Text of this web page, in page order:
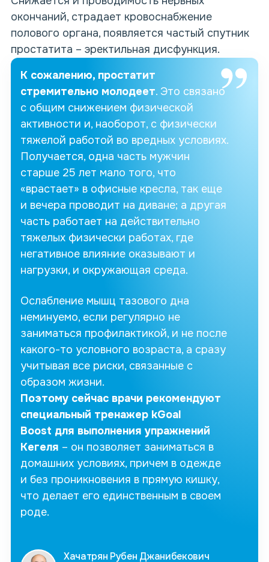
окончаний, страдает кровоснабжение
полового органа, появляется частый спутник
простатита – эректильная дисфункция.
К сожалению, простатит
стремительно молодеет. Это связано
с общим снижением физической
активности и, наоборот, с физически
тяжелой работой во вредных условиях.
Получается, одна часть мужчин
старше 25 лет мало того, что
«врастает» в офисные кресла, так еще
и вечера проводит на диване; а другая
часть работает на действительно
тяжелых физически работах, где
негативное влияние оказывают и
нагрузки, и окружающая среда.
Ослабление мышц тазового дна
неминуемо, если регулярно не
заниматься профилактикой, и не после
какого-то условного возраста, а сразу
учитывая все риски, связанные с
образом жизни.
Поэтому сейчас врачи рекомендуют
специальный тренажер kGoal
Boost для выполнения упражнений
Кегеля – он позволяет заниматься в
домашних условиях, причем в одежде
и без проникновения в прямую кишку,
что делает его единственным в своем
роде.
Хачатрян Рубен Джанибекович